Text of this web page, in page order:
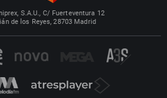
S.A.U., C/ Fuerteventura 12
de los Reyes, 28703 Madrid